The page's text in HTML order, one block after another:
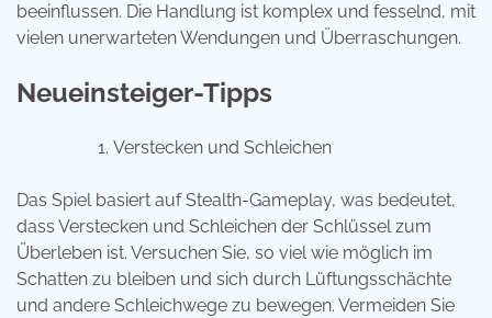
beeinflussen. Die Handlung ist komplex und fesselnd, mit
vielen unerwarteten Wendungen und Überraschungen.
Neueinsteiger-Tipps
Verstecken und Schleichen
Das Spiel basiert auf Stealth-Gameplay, was bedeutet,
dass Verstecken und Schleichen der Schlüssel zum
Überleben ist. Versuchen Sie, so viel wie möglich im
Schatten zu bleiben und sich durch Lüftungsschächte
und andere Schleichwege zu bewegen. Vermeiden Sie